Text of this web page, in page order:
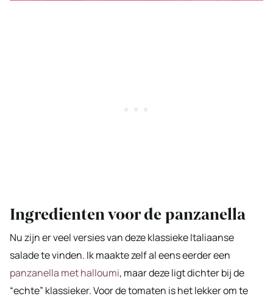
Ingredienten voor de panzanella
Nu zijn er veel versies van deze klassieke Italiaanse
salade te vinden. Ik maakte zelf al eens eerder een
panzanella met halloumi, maar deze ligt dichter bij de
“echte” klassieker. Voor de tomaten is het lekker om te